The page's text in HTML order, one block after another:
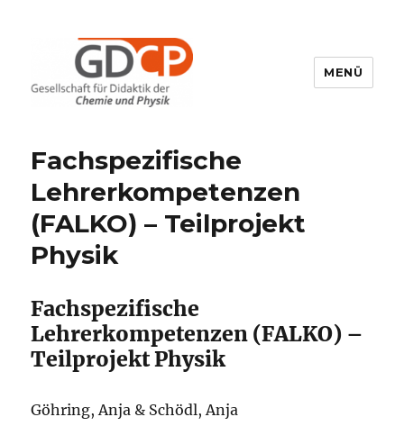
MENÜ
Fachspezifische
Lehrerkompetenzen
(FALKO) – Teilprojekt
Physik
Fachspezifische
Lehrerkompetenzen (FALKO) –
Teilprojekt Physik
Göhring, Anja & Schödl, Anja